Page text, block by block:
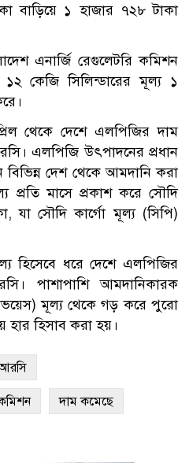
বাড়িয়ে ১ হাজার ৭২৮ টাকা
এনার্জি রেগুলেটরি কমিশন
কেজি সিলিন্ডারের মূল্য ১
থেকে দেশে এলপিজির দাম
এলপিজি উৎপাদনের প্রধান
দেশ থেকে আমদানি করা
প্রতি মাসে প্রকাশ করে সৌদি
যা সৌদি কার্গো মূল্য (সিপি)
হিসেবে ধরে দেশে এলপিজির
পাশাপাশি আমদানিকারক
মূল্য থেকে গড় করে পুরো
হার হিসাব করা হয়।
দাম কমেছে